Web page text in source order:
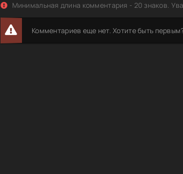
Минимальная длина комментария - 20 знаков.
Комментариев еще нет. Хотите быть